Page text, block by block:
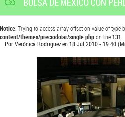
BOLSA DE MÉXICO CON
Notice: Trying to access array offset on value of type
content/themes/preciodolar/single.phpon line131
PorVerónica Rodriguezen18 Jul 2010 - 19:40